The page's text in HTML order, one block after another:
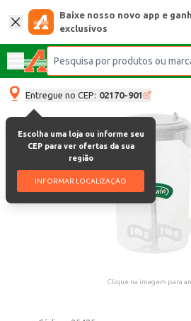
Baixe nosso novo app e
exclusivos
Entregue no CEP: 02170-901
Escolha uma loja ou informe seu
CEP para ver ofertas da sua
região
INFORMAR LOCALIZAÇÃO
Clique na imagem para